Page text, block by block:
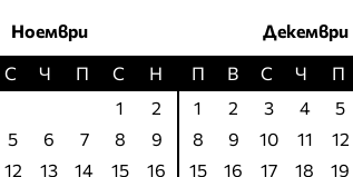
Ноември
С Ч П С
Н
1
2
5 6 7 8
9
12 13 14 15
16
Декември
П
В С Ч П
1
2 3 4 5
8
9 10 11 12
15
16 17 18 19